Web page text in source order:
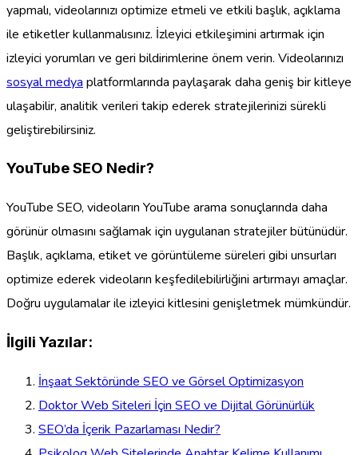
yapmalı, videolarınızı optimize etmeli ve etkili başlık, açıklama
ile etiketler kullanmalısınız. İzleyici etkileşimini artırmak için
izleyici yorumları ve geri bildirimlerine önem verin. Videolarınızı
sosyal medya platformlarında paylaşarak daha geniş bir kitleye
ulaşabilir, analitik verileri takip ederek stratejilerinizi sürekli
geliştirebilirsiniz.
YouTube SEO Nedir?
YouTube SEO, videoların YouTube arama sonuçlarında daha
görünür olmasını sağlamak için uygulanan stratejiler bütünüdür.
Başlık, açıklama, etiket ve görüntüleme süreleri gibi unsurları
optimize ederek videoların keşfedilebilirliğini artırmayı amaçlar.
Doğru uygulamalar ile izleyici kitlesini genişletmek mümkündür.
İlgili Yazılar:
İnşaat Sektöründe SEO ve Görsel Optimizasyon
Doktor Web Siteleri İçin SEO ve Dijital Görünürlük
SEO’da İçerik Pazarlaması Nedir?